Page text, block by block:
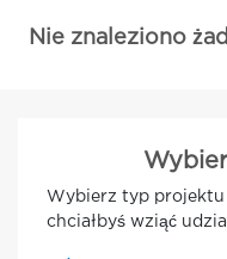
Nie znaleziono
Wybierz typ projektu
chciałbyś wziąć